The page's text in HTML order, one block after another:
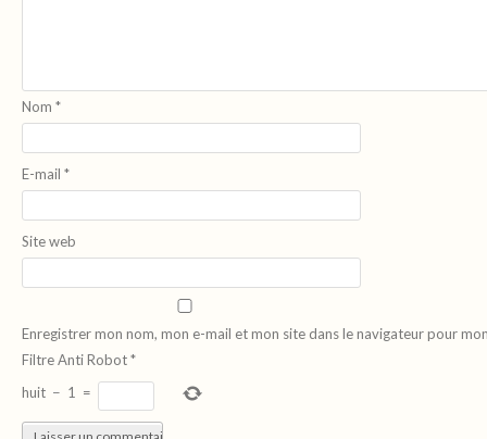
Nom *
E-mail *
Site web
Enregistrer mon nom, mon e-mail et mon site dans le navigateur pour
Filtre Anti Robot*
huit − 1 =